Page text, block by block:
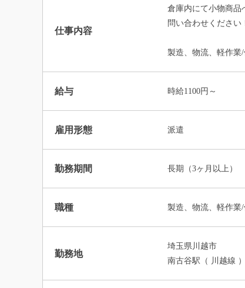
仕事内容
倉庫内にて小物商品
問い合わせください
製造、物流、軽作業
給与 時給1100円～
雇用形態 派遣
勤務期間 長期（3ヶ月以上）
職種 製造、物流、軽作業
勤務地
埼玉県川越市
南古谷駅（ 川越線 ）